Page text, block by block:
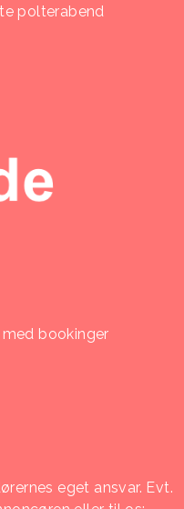
polterabend
bookinger
eget ansvar. Evt.